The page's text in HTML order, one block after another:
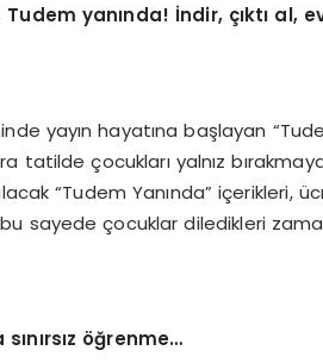
Tudem yanında! İndir, çıktı al,
yayın hayatına başlayan
tatilde çocukları yalnız
“Tudem Yanında”
sayede çocuklar diledikleri
öğrenme…